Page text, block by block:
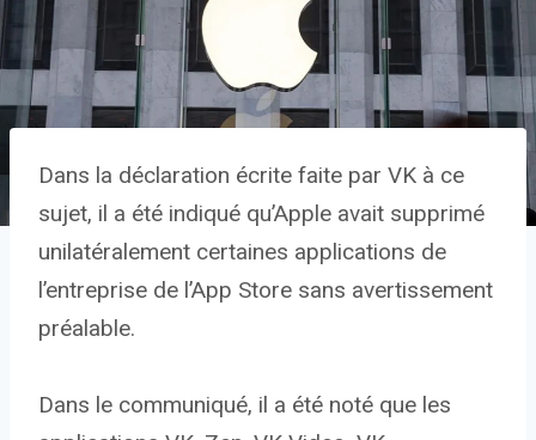
Dans la déclaration écrite faite par VK à ce
sujet, il a été indiqué qu’Apple avait supprimé
unilatéralement certaines applications de
l’entreprise de l’App Store sans avertissement
préalable.
Dans le communiqué, il a été noté que les